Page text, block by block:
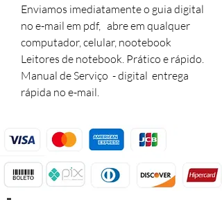
Enviamos imediatamente o guia digital
no e-mail em pdf, abre em qualquer
computador, celular, nootebook
Leitores de notebook. Prático e rápido.
Manual de Serviço - digital entrega
rápida no e-mail.